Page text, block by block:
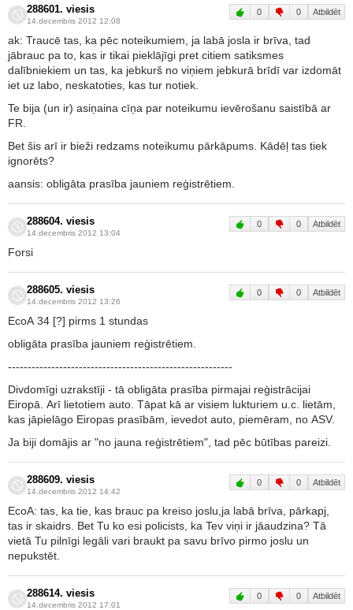
288601. viesis
14.decembris 2012 12:08
0 0 Atbildēt
ak: Traucē tas, ka pēc noteikumiem, ja labā josla ir brīva, tad
jābrauc pa to, kas ir tikai pieklājīgi pret citiem satiksmes
dalībniekiem un tas, ka jebkurš no viņiem jebkurā brīdī var izdomāt
iet uz labo, neskatoties, kas tur notiek.
Te bija (un ir) asiņaina cīņa par noteikumu ievērošanu saistībā ar
FR.
Bet šis arī ir bieži redzams noteikumu pārkāpums. Kādēļ tas tiek
ignorēts?
aansis: obligāta prasība jauniem reģistrētiem.
288604. viesis
14.decembris 2012 13:04
0 0 Atbildēt
Forsi
288605. viesis
14.decembris 2012 13:26
0 0 Atbildēt
EcoA 34 [?] pirms 1 stundas
obligāta prasība jauniem reģistrētiem.
---------------------------------------------------------
Divdomīgi uzrakstīji - tā obligāta prasība pirmajai reģistrācijai
Eiropā. Arī lietotiem auto. Tāpat kā ar visiem lukturiem u.c. lietām,
kas jāpielāgo Eiropas prasībām, ievedot auto, piemēram, no ASV.
Ja biji domājis ar "no jauna reģistrētiem", tad pēc būtības pareizi.
288609. viesis
14.decembris 2012 14:42
0 0 Atbildēt
EcoA: tas, ka tie, kas brauc pa kreiso joslu,ja labā brīva, pārkapj,
tas ir skaidrs. Bet Tu ko esi policists, ka Tev viņi ir jāaudzina? Tā
vietā Tu pilnīgi legāli vari braukt pa savu brīvo pirmo joslu un
nepukstēt.
288614. viesis
14.decembris 2012 17:01
0 0 Atbildēt